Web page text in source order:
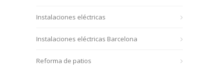
Instalaciones eléctricas
Instalaciones eléctricas Barcelona
Reforma de patios